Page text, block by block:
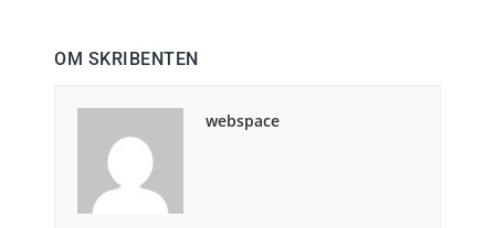
OM SKRIBENTEN
webspace